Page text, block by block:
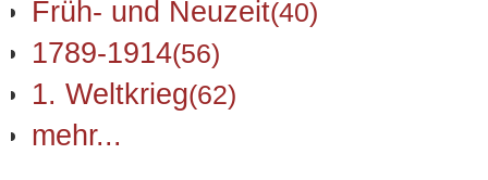
Früh- und Neuzeit(40)
1789-1914(56)
1. Weltkrieg(62)
mehr...